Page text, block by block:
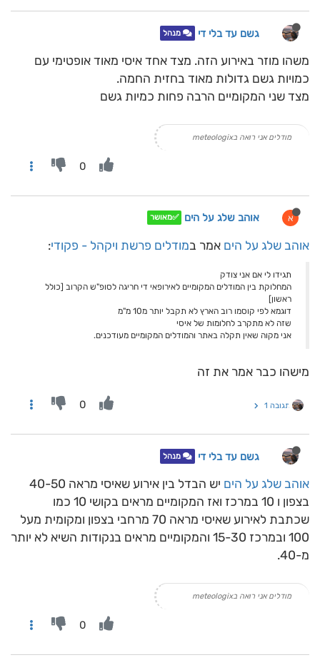
גשם עד בלי די מנהל
משהו מוזר באירוע הזה. מצד אחד איסי מאוד אופטימי עם
כמויות גשם גדולות מאוד בחזית החמה.
מצד שני המקומיים הרבה פחות כמיות גשם
מודלים אני רואה בmeteologix
0
א אוהב שלג על הים ✅מאושר
אוהב שלג על הים אמר במודלים פרשת ויקהל - פקודי:
תגידו לי אם אני צודק
המחלוקת בין המודלים המקומיים לאירופאי די חריגה לסופ"ש הקרוב [כולל
ראשון]
דוגמא לפי קוסמו רוב הארץ לא תקבל יותר מ10 מ"מ
שזה לא מתקרב לחלומות של איסי
אני מקוה שאין תקלה באתר והמודלים המקומיים מעודכנים.
מישהו כבר אמר את זה
תגובה 1 0
גשם עד בלי די מנהל
אוהב שלג על הים
יש הבדל בין אירוע שאיסי מראה 40-50
בצפון ו 10 במרכז ואז המקומיים מראים בקושי 10 כמו
שכתבת לאירוע שאיסי מראה 70 מרחבי בצפון ומקומית מעל
100 ובמרכז 15-30 והמקומיים מראים בנקודות השיא לא יותר
מ-40.
מודלים אני רואה בmeteologix
0